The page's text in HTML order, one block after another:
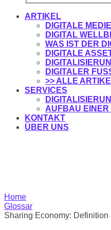
ARTIKEL
DIGITALE
DIGITAL
WAS IST DER
DIGITALE
DIGITALER
>> ALLE
SERVICES
AUFBAU
KONTAKT
ÜBER UNS
Home
Glossar
Sharing Economy: